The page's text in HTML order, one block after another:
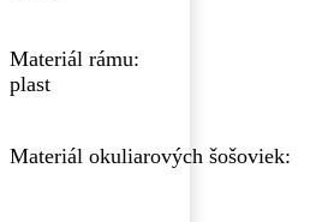
Materiál rámu:
plast
Materiál okuliarových šošoviek: